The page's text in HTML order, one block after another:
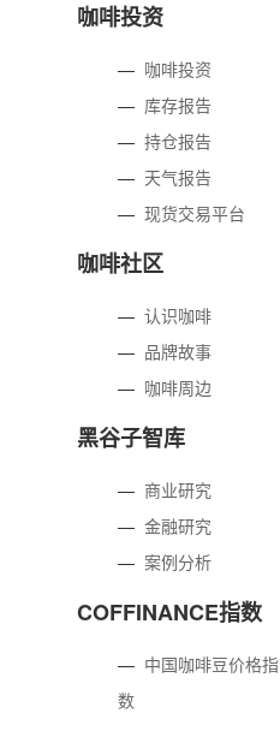
咖啡投资
— 咖啡投资
— 库存报告
—持仓报告
— 天气报告
—现货交易平台
咖啡社区
—认识咖啡
— 品牌故事
— 咖啡周边
黑谷子智库
— 商业研究
—金融研究
—案例分析
COFFINANCE指数
— 中国咖啡豆价格指
数